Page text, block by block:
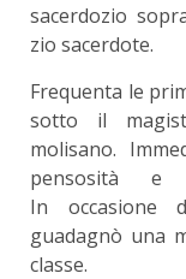
sacerdozio
zio sacerdote.
Frequenta le
sotto il
molisano.
pensosità e
In occasione
guadagnò una
classe.